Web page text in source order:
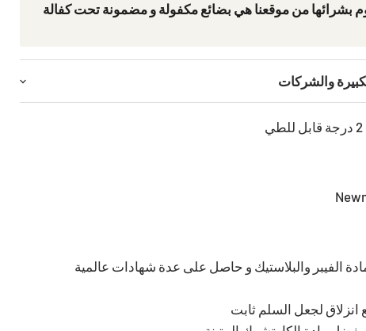
بشرائھا من موقعنا ھي بضائع مكفولة و مضمونة تحت كفالة
والشركات
الفيبر والبلاستيك و حاصل على عدة شهادات عالمية
انزلاق لجعل السلم ثابت